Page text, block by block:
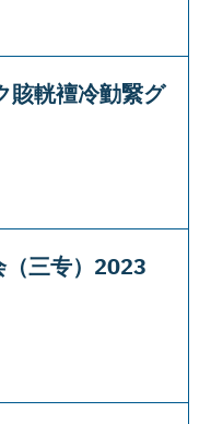
賅輄襢冷勭繄グ
（三专）2023